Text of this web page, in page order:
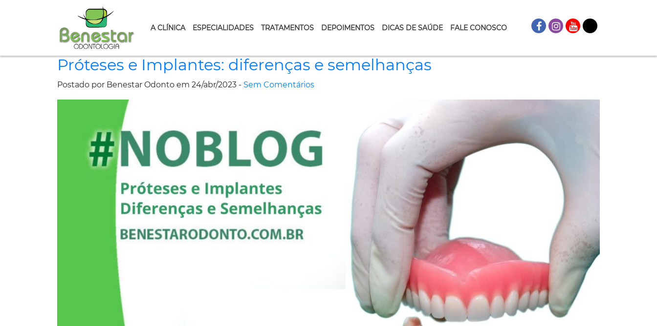
A CLÍNICA ESPECIALIDADES TRATAMENTOS DEPOIMENTOS DICAS DE SAÚDE FALE CONOSCO
Próteses e Implantes: diferenças e semelhanças
Postado por Benestar Odonto em 24/abr/2023 - Sem Comentários